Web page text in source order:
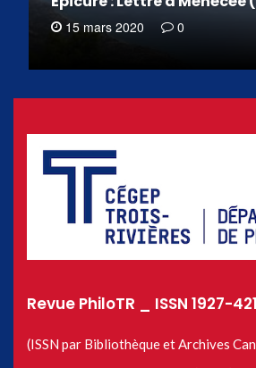
15 mars 2020 0
Revue PhiloTR _ ISSN 1927-
(ISSN par Bibliothèque et Archives